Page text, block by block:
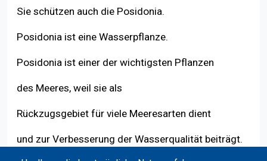
Sie schützen auch die Posidonia.
Posidonia ist eine Wasserpflanze.
Posidonia ist einer der wichtigsten Pflanzen
des Meeres, weil sie als
Rückzugsgebiet für viele Meeresarten dient
und zur Verbesserung der Wasserqualität beiträgt.